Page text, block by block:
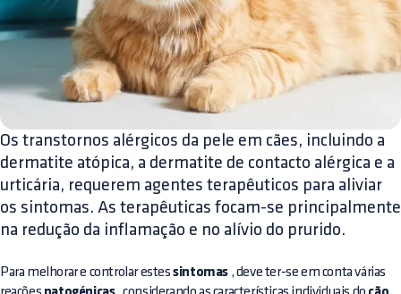
Os transtornos alérgicos da pele em cães, incluindo a
dermatite atópica, a dermatite de contacto alérgica e a
urticária, requerem agentes terapêuticos para aliviar
os sintomas. As terapêuticas focam-se principalmente
na redução da inflamação e no alívio do prurido.
Para melhorar e controlar estessintomas , deve ter-se em conta várias